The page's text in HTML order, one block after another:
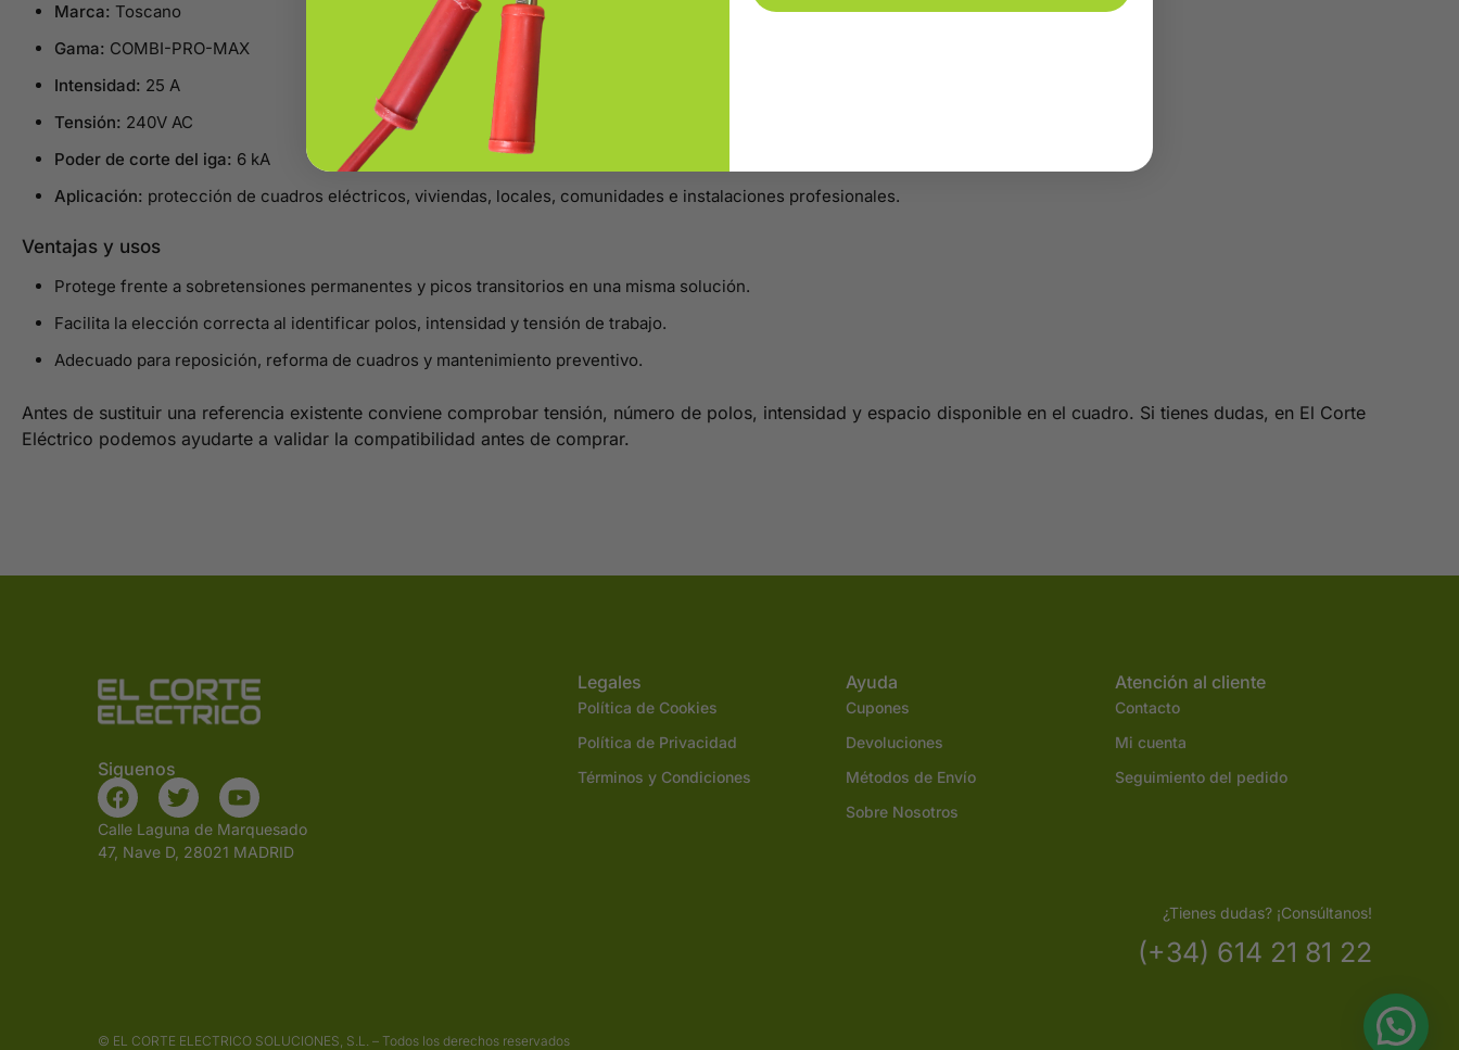
Marca: Toscano
Gama: COMBI-PRO-MAX
Intensidad: 25 A
Tensión: 240V AC
Poder de corte del iga: 6 kA
Aplicación: protección de cuadros eléctricos, viviendas, locales, comunidades e instalaciones profesionales.
Ventajas y usos
Protege frente a sobretensiones permanentes y picos transitorios en una misma solución.
Facilita la elección correcta al identificar polos, intensidad y tensión de trabajo.
Adecuado para reposición, reforma de cuadros y mantenimiento preventivo.
Antes de sustituir una referencia existente conviene comprobar tensión, número de polos, intensidad y espacio disponible en el cuadro. Si tienes dudas, en El Corte
Eléctrico podemos ayudarte a validar la compatibilidad antes de comprar.
Siguenos
Calle Laguna de Marquesado
47, Nave D, 28021 MADRID
Legales
Política de Cookies
Política de Privacidad
Términos y Condiciones
Ayuda
Cupones
Devoluciones
Métodos de Envío
Sobre Nosotros
Atención al cliente
Contacto
Mi cuenta
Seguimiento del pedido
¿Tienes dudas? ¡Consúltanos!
(+34) 614 21 81 22
© EL CORTE ELECTRICO SOLUCIONES, S.L. – Todos los derechos reservados